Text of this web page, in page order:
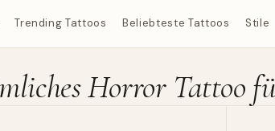
Trending Tattoos Beliebteste Tattoos Stile
Horror Tattoo